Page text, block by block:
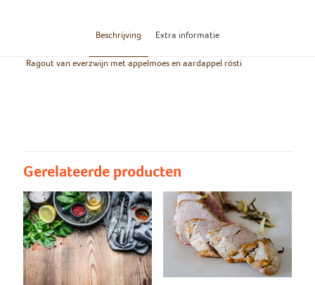
Beschrijving Extra informatie
Ragout van everzwijn met appelmoes en aardappel rösti
Gerelateerde producten